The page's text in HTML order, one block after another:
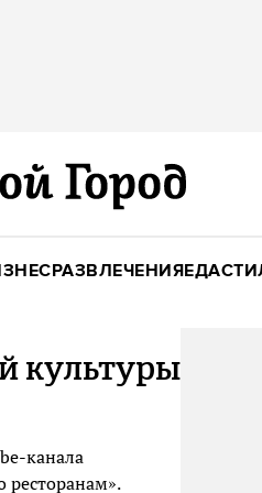
РАЗВЛЕЧЕНИЯЕДА
культуры
канала
ресторанам».